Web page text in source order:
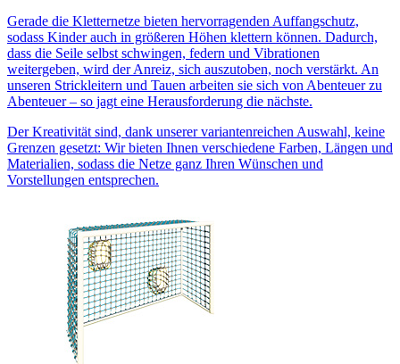
Gerade die Kletternetze bieten hervorragenden Auffangschutz,
sodass Kinder auch in größeren Höhen klettern können. Dadurch,
dass die Seile selbst schwingen, federn und Vibrationen
weitergeben, wird der Anreiz, sich auszutoben, noch verstärkt. An
unseren Strickleitern und Tauen arbeiten sie sich von Abenteuer zu
Abenteuer – so jagt eine Herausforderung die nächste.
Der Kreativität sind, dank unserer variantenreichen Auswahl, keine
Grenzen gesetzt: Wir bieten Ihnen verschiedene Farben, Längen und
Materialien, sodass die Netze ganz Ihren Wünschen und
Vorstellungen entsprechen.